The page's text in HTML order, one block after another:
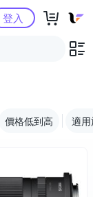
登入
價格低到高 適